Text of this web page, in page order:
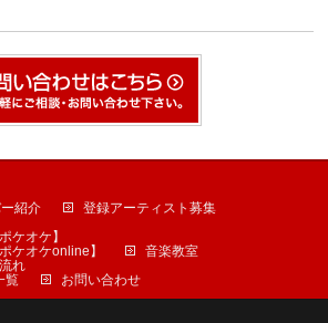
紹介
登録アーティスト募集
ケオケ】
ケオケonline】
音楽教室
れ
覧 お問い合わせ